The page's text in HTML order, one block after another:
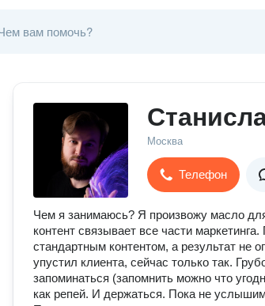
Москва
Телефон
Чем я занимаюсь? Я произвожу масло
контент связывает все части
стандартным контентом, а результат не
упустил клиента, сейчас только так.
запоминаться (запомнить можно что
как репей. И держаться. Пока не